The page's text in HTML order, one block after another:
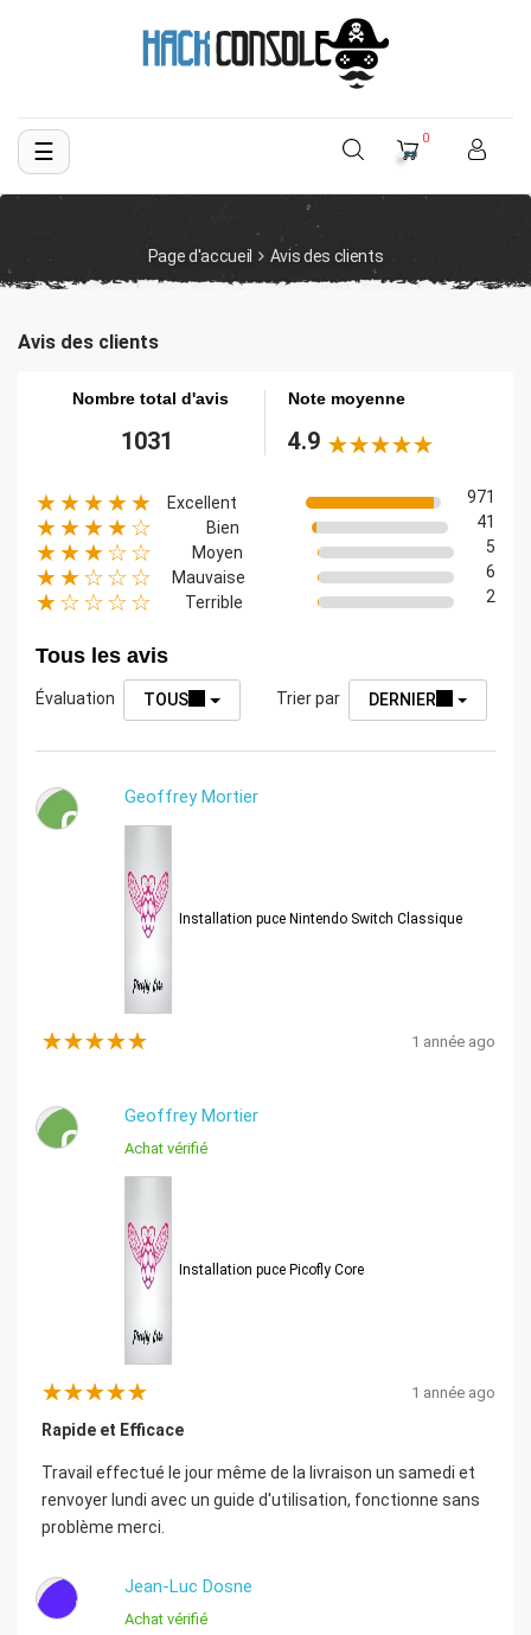
Basculer
☰ 0
Page d'accueil Avis des clients
Avis des clients
Nombre total d'avis
1031
Note moyenne
4.9
★★★★★ Excellent 971
★★★★☆ Bien 41
★★★☆☆ Moyen 5
★★☆☆☆ Mauvaise 6
★☆☆☆☆ Terrible 2
Tous les avis
Évaluation TOUS Trier par DERNIER
G
Geoffrey Mortier
Installation puce Nintendo Switch Classique
1 année ago
G
Geoffrey Mortier
Achat vérifié
Installation puce Picofly Core
1 année ago
Rapide et Efficace
Travail effectué le jour même de la livraison un samedi et
renvoyer lundi avec un guide d'utilisation, fonctionne sans
problème merci.
J
Jean-Luc Dosne
Achat vérifié